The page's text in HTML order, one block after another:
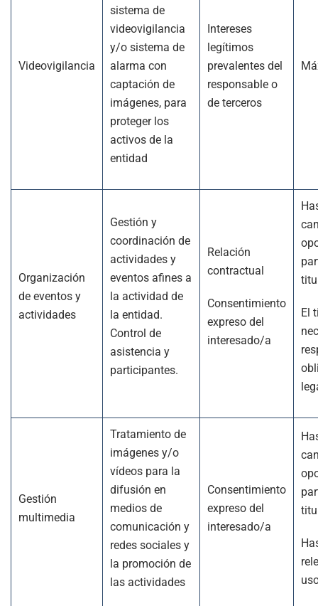
Videovigilancia
sistema de
videovigilancia
y/o sistema de
alarma con
captación de
imágenes, para
proteger los
activos de la
entidad
Intereses
legítimos
prevalentes del
responsable o
de terceros
Organización
de eventos y
actividades
Gestión y
coordinación de
actividades y
eventos afines a
la actividad de
la entidad.
Control de
asistencia y
participantes.
Relación
contractual
Consentimiento
expreso del
interesado/a
El
Gestión
multimedia
Tratamiento de
imágenes y/o
vídeos para la
difusión en
medios de
comunicación y
redes sociales y
la promoción de
las actividades
Consentimiento
expreso del
interesado/a